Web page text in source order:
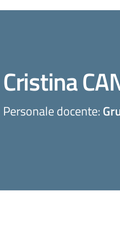
Cristina
Personale docente: